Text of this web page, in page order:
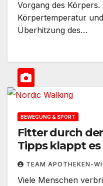
Vorgang des Körpers.
Körpertemperatur
Überhitzung des…
BEWEGUNG & SPORT
Fitter durch
Tipps klappt
TEAM APOTHEKEN-
Viele Menschen